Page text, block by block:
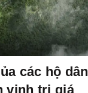
các hộ dân
vịnh trị giá